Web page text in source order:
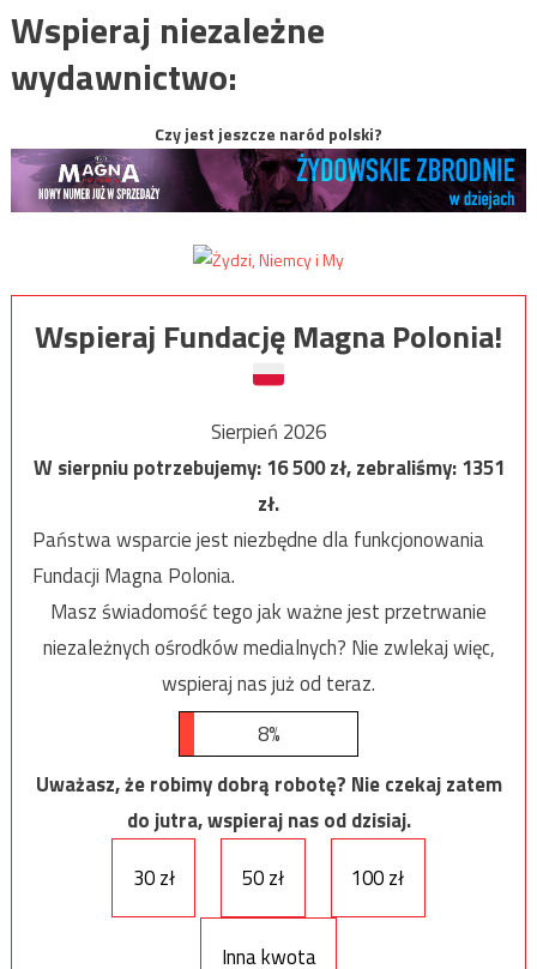
Wspieraj niezależne
wydawnictwo:
Czy jest jeszcze naród polski?
Wspieraj Fundację Magna Polonia!
Sierpień 2026
W sierpniu potrzebujemy:16 500zł, zebraliśmy:1351
zł.
Państwa wsparcie jest niezbędne dla funkcjonowania
Fundacji Magna Polonia.
Masz świadomość tego jak ważne jest przetrwanie
niezależnych ośrodków medialnych? Nie zwlekaj więc,
wspieraj nas już od teraz.
8%
Uważasz, że robimy dobrą robotę? Nie czekaj zatem
do jutra, wspieraj nas od dzisiaj.
30 zł
50 zł 100 zł
Inna kwota